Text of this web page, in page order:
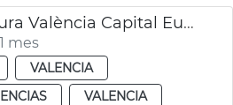
Pleno candidatura València Capital Europea Innovación
mes
VALENCIA
VALENCIA